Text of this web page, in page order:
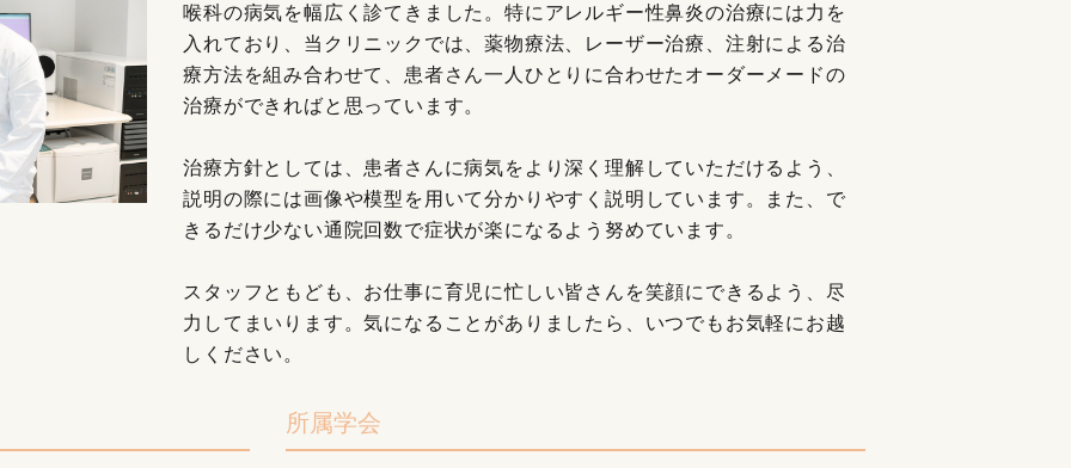
喉科の病気を幅広く診てきました。特にアレルギー性鼻炎の治療には力を
入れており、当クリニックでは、薬物療法、レーザー治療、注射による治
療方法を組み合わせて、患者さん一人ひとりに合わせたオーダーメードの
治療ができればと思っています。
治療方針としては、患者さんに病気をより深く理解していただけるよう、
説明の際には画像や模型を用いて分かりやすく説明しています。また、で
きるだけ少ない通院回数で症状が楽になるよう努めています。
スタッフともども、お仕事に育児に忙しい皆さんを笑顔にできるよう、尽
力してまいります。気になることがありましたら、いつでもお気軽にお越
しください。
所属学会